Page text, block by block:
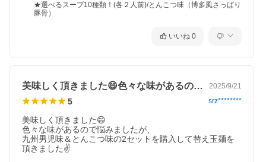
★選べるスープ10種類！(各２人前)/とんこつ味（博多風さっぱり
豚骨）
いいね 0
美味しく頂きました😄色々な味があるの… 2025/9/21
5 srz********
美味しく頂きました😄
色々な味があるので悩みましたが、
九州男児味＆とんこつ味の2セットを購入して替え玉麺を
頂きました✌️